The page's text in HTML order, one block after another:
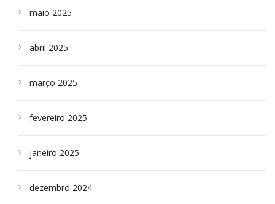
maio 2025
abril 2025
março 2025
fevereiro 2025
janeiro 2025
dezembro 2024